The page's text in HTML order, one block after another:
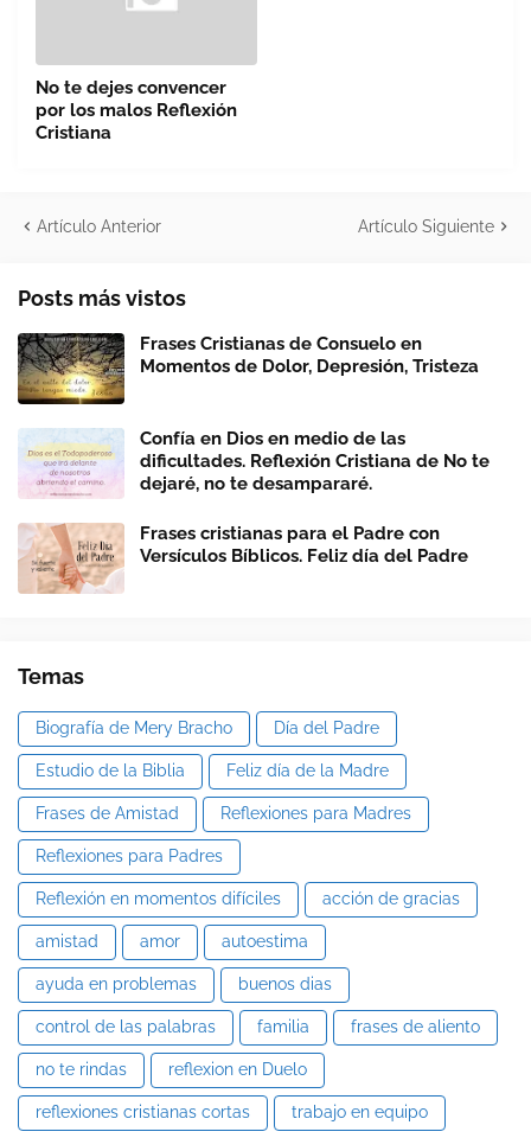
No te dejes convencer
por los malos Reflexión
Cristiana
Artículo Anterior Artículo Siguiente
Posts más vistos
Frases Cristianas de Consuelo en
Momentos de Dolor, Depresión, Tristeza
Confía en Dios en medio de las
dificultades. Reflexión Cristiana de No te
dejaré, no te desampararé.
Frases cristianas para el Padre con
Versículos Bíblicos. Feliz día del Padre
Temas
Biografía de Mery Bracho Día del Padre
Estudio de la Biblia Feliz día de la Madre
Frases de Amistad Reflexiones para Madres
Reflexiones para Padres
Reflexión en momentos difíciles acción de gracias
amistad amor autoestima
ayuda en problemas buenos dias
control de las palabras familia frases de aliento
no te rindas reflexion en Duelo
reflexiones cristianas cortas trabajo en equipo